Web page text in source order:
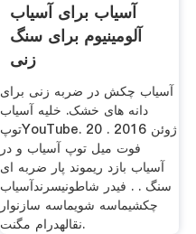
آسیاب برای آسیاب
آلومینیوم برای سنگ
زنی
آسیاب چکش در ضربه زنی برای
دانه های خشک. خلیه آسیاب
توپYouTube. 20 ژوئن 2016 .
فوت میل توپ آسیاب و در
آسیاب بازد ریموند پار ضربه ای
سنگ . . فیدر شاطونیسرندآسیاب
چکشیماسه شویماسه سازنوار
نقالهدرام مگنت.